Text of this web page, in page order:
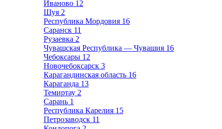
Иваново 12
Шуя 2
Республика Мордовия 16
Саранск 11
Рузаевка 2
Чувашская Республика — Чувашия 16
Чебоксары 12
Новочебоксарск 3
Карагандинская область 16
Караганда 13
Темиртау 2
Сарань 1
Республика Карелия 15
Петрозаводск 11